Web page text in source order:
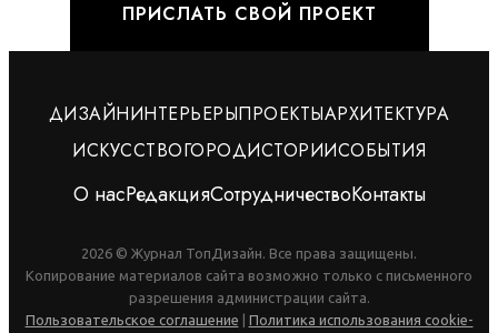
ПРИСЛАТЬ СВОЙ ПРОЕКТ
ДИЗАЙНИНТЕРЬЕРЫПРОЕКТЫАРХИТЕКТУРА
ИСКУССТВОГОРОДИСТОРИИСОБЫТИЯ
О насРедакцияСотрудничествоКонтакты
2026 © Журнал ТопДизайн. Все права защищены.
Копирование материалов сайта возможно только с письменного
разрешения администрации сайта.
Пользовательское соглашение
Политика использования cookie-